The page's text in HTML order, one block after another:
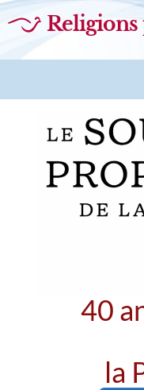
Religions
40
la